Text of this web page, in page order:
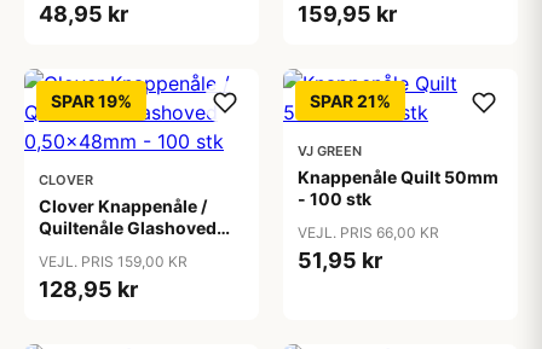
48,95 kr 159,95 kr
SPAR 19%
CLOVER
Clover Knappenåle /
Quiltenåle Glashoved
VEJL. PRIS 159,00 KR
128,95 kr
SPAR 21%
VJ GREEN
Knappenåle Quilt 50mm
- 100 stk
VEJL. PRIS 66,00 KR
51,95 kr